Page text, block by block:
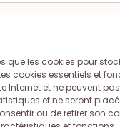
que les cookies pour
cookies essentiels et
et ne peuvent pas
et ne seront
ou de retirer son
A propos